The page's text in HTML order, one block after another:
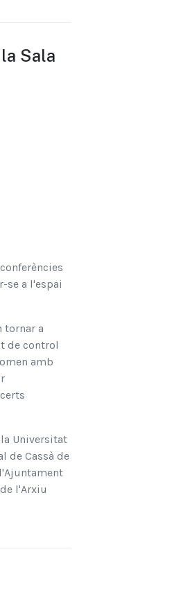
Sala
se a l'espai
tornar a
de control
amb
Universitat
de Cassà de
l'Arxiu